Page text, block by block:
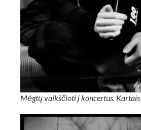
Mėgtų vaikščioti į koncertus. Kartais